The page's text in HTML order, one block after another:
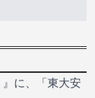
に、「東大安